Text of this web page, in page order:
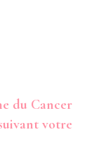
du Cancer
votre